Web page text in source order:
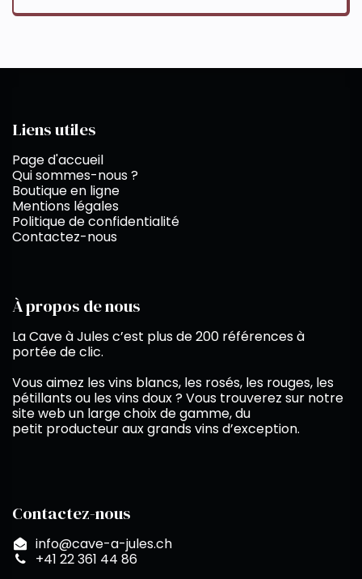
Liens utiles
Page d'accueil
Qui sommes-nous ?
Boutique en ligne
Mentions légales
Politique de confidentialité
Contactez-nous
À propos de nous
La Cave à Jules c’est plus de 200 références à
portée de clic.
Vous aimez les vins blancs, les rosés, les rouges, les
pétillants ou les vins doux ? Vous trouverez sur notre
site web un large choix de gamme, du
petit producteur aux grands vins d’exception.
Contactez-nous
info@cave-a-jules.ch
+41 22 361 44 86